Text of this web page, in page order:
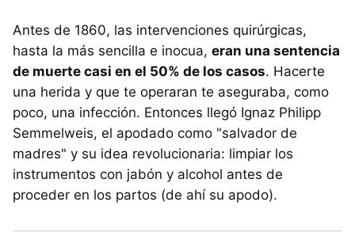
Antes de 1860, las intervenciones quirúrgicas,
hasta la más sencilla e inocua, eran una sentencia
de muerte casi en el 50% de los casos. Hacerte
una herida y que te operaran te aseguraba, como
poco, una infección. Entonces llegó Ignaz Philipp
Semmelweis, el apodado como "salvador de
madres" y su idea revolucionaria: limpiar los
instrumentos con jabón y alcohol antes de
proceder en los partos (de ahí su apodo).